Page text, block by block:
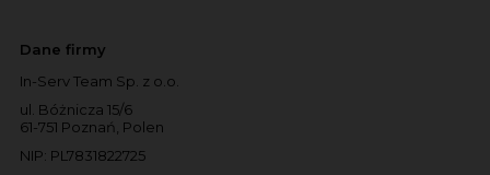
Dane firmy
In-Serv Team Sp. z o.o.
ul. Bóżnicza 15/6
61-751 Poznań, Polen
NIP: PL7831822725